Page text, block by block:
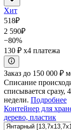
Хит
518₽
2 590₽
−80%
130 ₽ x4 платежа
Заказ до 150 000 ₽
Списание
списывается сразу,
недели. Подробнее
Контейнер для
дерево, пластик